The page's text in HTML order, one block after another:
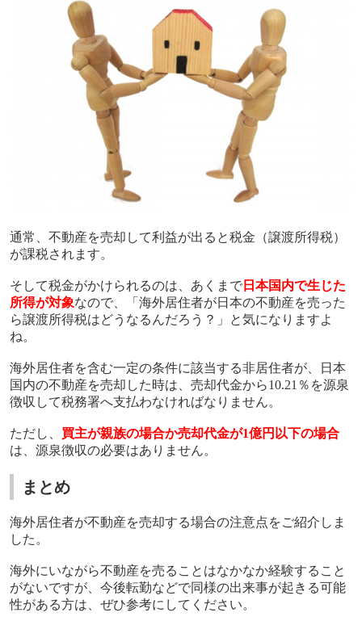
通常、不動産を売却して利益が出ると税金（譲渡所得税）
が課税されます。
そして税金がかけられるのは、あくまで日本国内で生じた
所得が対象なので、「海外居住者が日本の不動産を売った
ら譲渡所得税はどうなるんだろう？」と気になりますよ
ね。
海外居住者を含む一定の条件に該当する非居住者が、日本
国内の不動産を売却した時は、売却代金から10.21 ％を源泉
徴収して税務署へ支払わなければなりません。
ただし、 買主が親族の場合か売却代金が1億円以下の場合
は、源泉徴収の必要はありません。
まとめ
海外居住者が不動産を売却する場合の注意点をご紹介しま
した。
海外にいながら不動産を売ることはなかなか経験すること
がないですが、今後転勤などで同様の出来事が起きる可能
性がある方は、ぜひ参考にしてください。